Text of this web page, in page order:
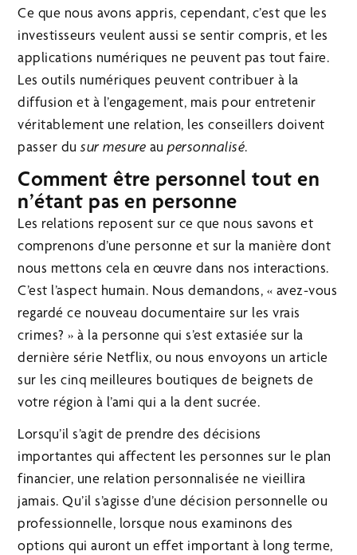
Ce que nous avons appris, cependant, c’est que les
investisseurs veulent aussi se sentir compris, et les
applications numériques ne peuvent pas tout faire.
Les outils numériques peuvent contribuer à la
diffusion et à l’engagement, mais pour entretenir
véritablement une relation, les conseillers doivent
passer dusur mesure aupersonnalisé.
Comment être personnel tout en
n’étant pas en personne
Les relations reposent sur ce que nous savons et
comprenons d’une personne et sur la manière dont
nous mettons cela en œuvre dans nos interactions.
C’est l’aspect humain. Nous demandons, « avez-vous
regardé ce nouveau documentaire sur les vrais
crimes? » à la personne qui s’est extasiée sur la
dernière série Netflix, ou nous envoyons un article
sur les cinq meilleures boutiques de beignets de
votre région à l’ami qui a la dent sucrée.
Lorsqu’il s’agit de prendre des décisions
importantes qui affectent les personnes sur le plan
financier, une relation personnalisée ne vieillira
jamais. Qu’il s’agisse d’une décision personnelle ou
professionnelle, lorsque nous examinons des
options qui auront un effet important à long terme,